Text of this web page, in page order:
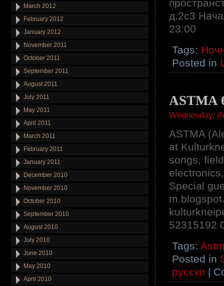
д.2с3
23:00
Tags:
Posted in
ASTMA
Wednesday,
ASTMA
at
songs,
Special
52315192
Tags:
Posted in
русски |
March 2012
February 2012
January 2012
November 2011
October 2011
September 2011
August 2011
July 2011
May 2011
April 2011
March 2011
February 2011
January 2011
December 2010
November 2010
October 2010
September 2010
August 2010
July 2010
June 2010
May 2010
April 2010